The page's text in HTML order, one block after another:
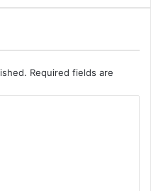
Required fields are